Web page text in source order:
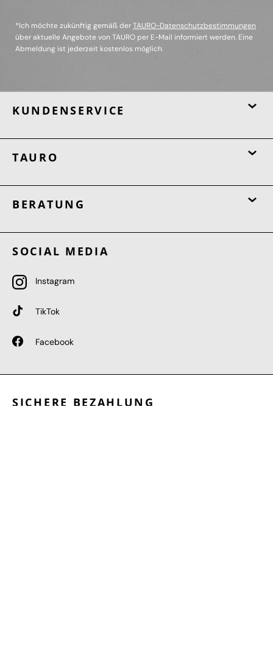
*Ich möchte zukünftig gemäß derTAURO-Datenschutzbestimmungen
über aktuelle Angebote von TAURO per E-Mail informiert werden. Eine
Abmeldung ist jederzeit kostenlos möglich.
KUNDENSERVICE
TAURO
BERATUNG
SOCIAL MEDIA
Instagram
TikTok
Facebook
SICHERE BEZAHLUNG